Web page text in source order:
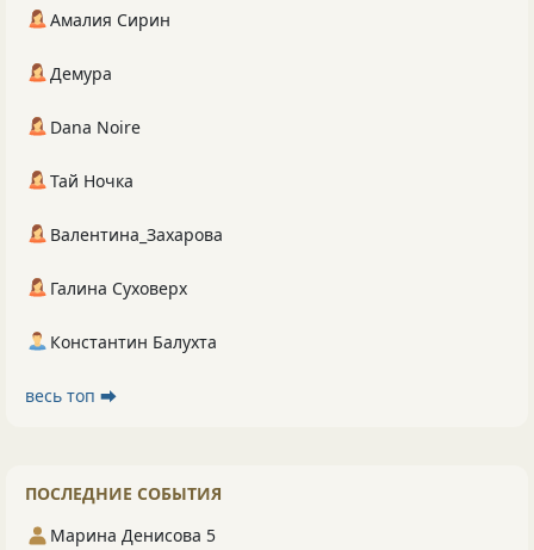
Амалия Сирин
Демура
Dana Noire
Тай Ночка
Валентина_Захарова
Галина Суховерх
Константин Балухта
весь топ ⮕
ПОСЛЕДНИЕ СОБЫТИЯ
Марина Денисова 5